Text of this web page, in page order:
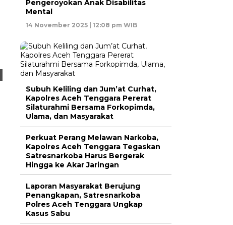
Pengeroyokan Anak Disabilitas
Mental
14 November 2025 | 12:08 pm WIB
Subuh Keliling dan Jum’at Curhat,
Kapolres Aceh Tenggara Pererat
Silaturahmi Bersama Forkopimda,
Ulama, dan Masyarakat
Perkuat Perang Melawan Narkoba,
Kapolres Aceh Tenggara Tegaskan
Satresnarkoba Harus Bergerak
Hingga ke Akar Jaringan
Laporan Masyarakat Berujung
Penangkapan, Satresnarkoba
Polres Aceh Tenggara Ungkap
Kasus Sabu